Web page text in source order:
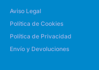
Aviso Legal
Política de Cookies
Política de Privacidad
Envío y Devoluciones